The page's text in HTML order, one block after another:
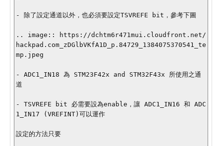
- 除了設定通道以外，也必須要設定TSVREFE bit，參考下圖
.. image:: https://dchtm6r471mui.cloudfront.net/
hackpad.com_zDGlbVKfA1D_p.84729_1384075370541_te
mp.jpeg
- ADC1_IN18 為 STM23F42x and STM32F43x 所使用之通
道
- TSVREFE bit 必需要設為enable，讓 ADC1_IN16 和 ADC
1_IN17 (VREFINT)可以運作
設定的方法只要